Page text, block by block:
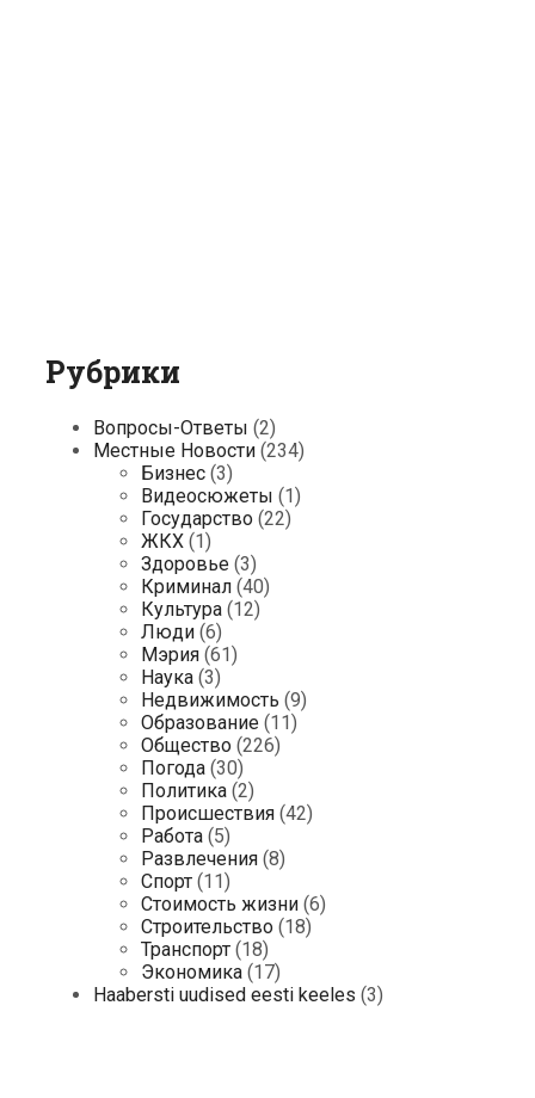
Рубрики
Вопросы-Ответы (2)
Местные Новости (234)
Бизнес (3)
Видеосюжеты (1)
Государство (22)
ЖКХ (1)
Здоровье (3)
Криминал (40)
Культура (12)
Люди (6)
Мэрия (61)
Наука (3)
Недвижимость (9)
Образование (11)
Общество (226)
Погода (30)
Политика (2)
Происшествия (42)
Работа (5)
Развлечения (8)
Спорт (11)
Стоимость жизни (6)
Строительство (18)
Транспорт (18)
Экономика (17)
Haabersti uudised eesti keeles (3)